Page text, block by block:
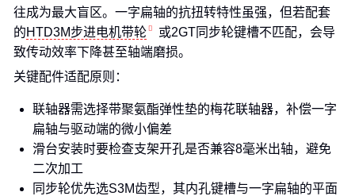
往成为最大盲区。一字扁轴的抗扭转特性虽强，但若配套
的HTD3M步进电机带轮
或2GT同步轮键槽不匹配，会导
致传动效率下降甚至轴端磨损。
关键配件适配原则：
联轴器需选择带聚氨酯弹性垫的梅花联轴器，补偿一字
扁轴与驱动端的微小偏差
滑台安装时要检查支架开孔是否兼容8毫米出轴，避免
二次加工
同步轮优先选S3M齿型，其内孔键槽与一字扁轴的平面